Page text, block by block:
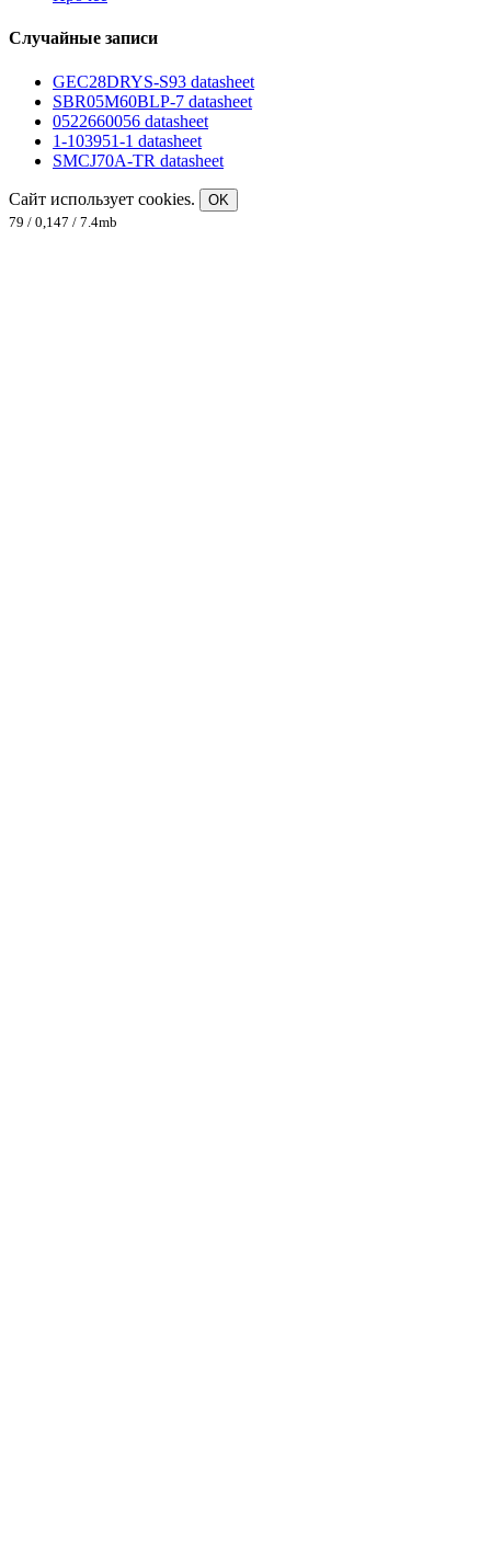
Случайные записи
GEC28DRYS-S93 datasheet
SBR05M60BLP-7 datasheet
0522660056 datasheet
1-103951-1 datasheet
SMCJ70A-TR datasheet
Сайт использует cookies.
OK
79 / 0,147 / 7.4mb